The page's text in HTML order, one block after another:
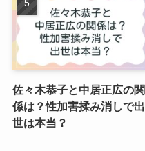
佐々木恭子と中居正広の関
係は？性加害揉み消しで出
世は本当？